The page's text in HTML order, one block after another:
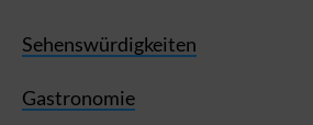
Sehenswürdigkeiten
Gastronomie